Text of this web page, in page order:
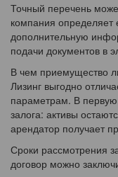
Точный перечень
компания
дополнительную
подачи документов в
В чем приемущество
Лизинг выгодно
параметрам. В
залога: активы
арендатор получает
Сроки рассмотрения
договор можно